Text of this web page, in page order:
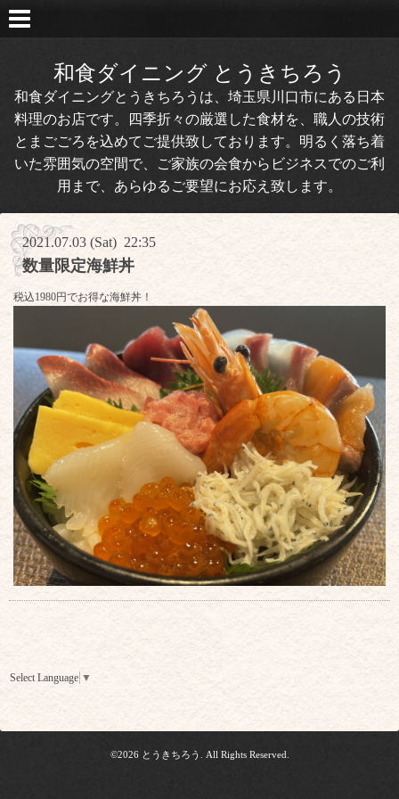
和食ダイニング とうきちろう
和食ダイニングとうきちろうは、埼玉県川口市にある日本
料理のお店です。四季折々の厳選した食材を、職人の技術
とまごごろを込めてご提供致しております。明るく落ち着
いた雰囲気の空間で、ご家族の会食からビジネスでのご利
用まで、あらゆるご要望にお応え致します。
2021.07.03 (Sat) 22:35
数量限定海鮮丼
税込1980円でお得な海鮮丼！
Select Language ▼
©2026 とうきちろう . All Rights Reserved.